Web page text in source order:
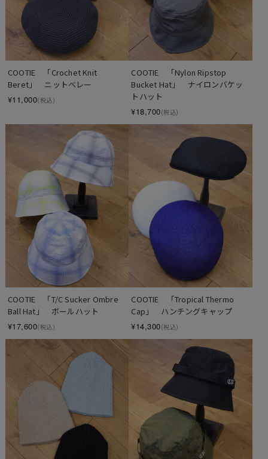
COOTIE　「Crochet Knit
Beret」　ニットベレー
¥11,000(税込)
COOTIE　「Nylon Ripstop
Bucket Hat」　ナイロンバケッ
トハット
¥18,700(税込)
COOTIE　「T/C Sucker Ombre
Ball Hat」　ボールハット
¥17,600(税込)
COOTIE　「Tropical Thermo
Cap」　ハンチングキャップ
¥14,300(税込)